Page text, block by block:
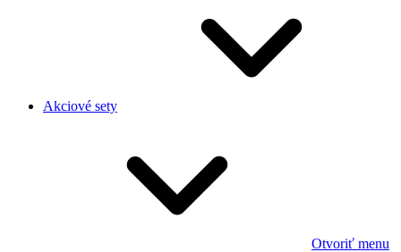
Akciové sety
Otvoriť menu